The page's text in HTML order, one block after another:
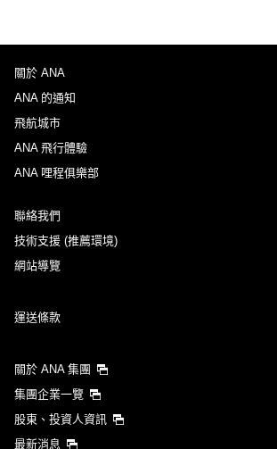
關於 ANA
ANA 的通知
飛航城市
ANA 飛行體驗
ANA 哩程俱樂部
聯絡我們
技術支援 (推薦環境)
網站導覽
運送條款
關於 ANA 集團
集團企業一覽
股東、投資人資訊
最新消息